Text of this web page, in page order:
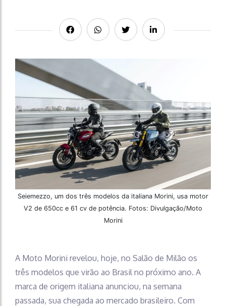
Seiemezzo, um dos três modelos da italiana Morini, usa motor
V2 de 650cc e 61 cv de potência. Fotos: Divulgação/Moto
Morini
A Moto Morini revelou, hoje, no Salão de Milão os
três modelos que virão ao Brasil no próximo ano. A
marca de origem italiana anunciou, na semana
passada, sua chegada ao mercado brasileiro. Com